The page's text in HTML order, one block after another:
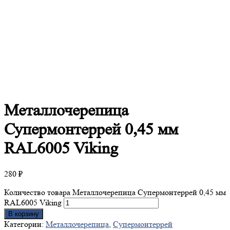
Металлочерепица
Супермонтеррей 0,45 мм
RAL6005 Viking
280 ₽
Количество товара Металлочерепица Супермонтеррей 0,45 мм
RAL6005 Viking
В корзину
Категории: Металлочерепица, Супермонтеррей